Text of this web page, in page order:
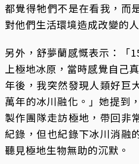
都覺得牠們不是在看我，而
對他們生活環境造成改變的人
另外，舒夢蘭感慨表示：「
上極地冰原，當時感覺自己
年後，我突然發現人類好巨
萬年的冰川融化。」她提到
製作團隊走訪極地，帶回非
紀錄，但也紀錄下冰川消融
聽見極地生物無助的沉默。